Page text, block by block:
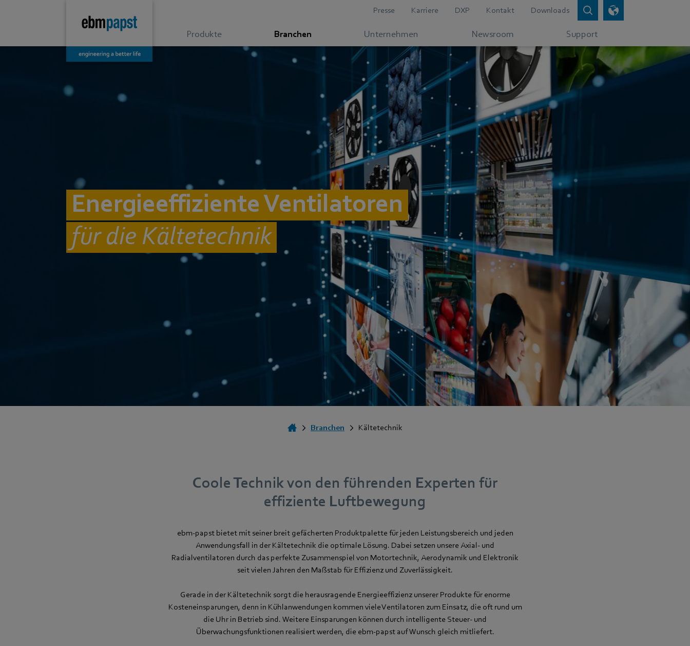
Presse Karriere DXP Kontakt Downloads
Produkte Branchen Unternehmen Newsroom Support
Energieeffiziente Ventilatoren
für die Kältetechnik
Branchen Kältetechnik
Coole Technik von den führenden Experten für
effiziente Luftbewegung
ebm-papst bietet mit seiner breit gefächerten Produktpalette für jeden Leistungsbereich und jeden
Anwendungsfall in der Kältetechnik die optimale Lösung. Dabei setzen unsere Axial- und
Radialventilatoren durch das perfekte Zusammenspiel von Motortechnik, Aerodynamik und Elektronik
seit vielen Jahren den Maßstab für Effizienz und Zuverlässigkeit.
Gerade in der Kältetechnik sorgt die herausragende Energieeffizienz unserer Produkte für enorme
Kosteneinsparungen, denn in Kühlanwendungen kommen viele Ventilatoren zum Einsatz, die oft rund um
die Uhr in Betrieb sind. Weitere Einsparungen können durch intelligente Steuer- und
Überwachungsfunktionen realisiert werden, die ebm-papst auf Wunsch gleich mitliefert.